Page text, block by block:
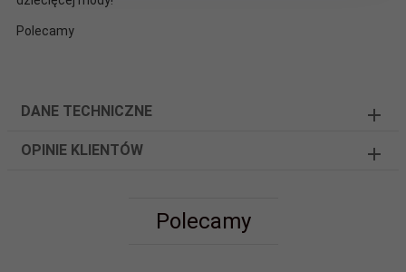
Polecamy
DANE TECHNICZNE
OPINIE KLIENTÓW
Polecamy